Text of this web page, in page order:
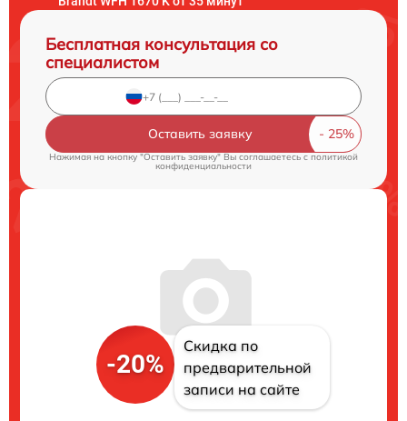
Бесплатная консультация со
специалистом
Оставить заявку
Нажимая на кнопку "Оставить заявку" Вы соглашаетесь cполитикой
конфиденциальности
-20%
Скидка по
предварительной
записи на сайте